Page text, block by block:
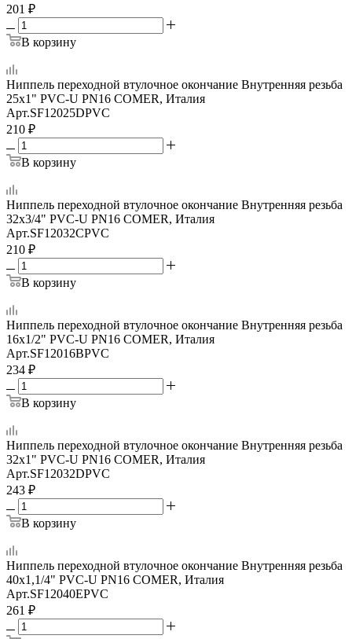
201 ₽
В корзину
Ниппель переходной втулочное окончание Внутренняя резьба
25x1" PVC-U PN16 COMER, Италия
Арт.SF12025DPVC
210 ₽
В корзину
Ниппель переходной втулочное окончание Внутренняя резьба
32х3/4" PVC-U PN16 COMER, Италия
Арт.SF12032CPVC
210 ₽
В корзину
Ниппель переходной втулочное окончание Внутренняя резьба
16х1/2" PVC-U PN16 COMER, Италия
Арт.SF12016BPVC
234 ₽
В корзину
Ниппель переходной втулочное окончание Внутренняя резьба
32x1" PVC-U PN16 COMER, Италия
Арт.SF12032DPVC
243 ₽
В корзину
Ниппель переходной втулочное окончание Внутренняя резьба
40х1,1/4" PVC-U PN16 COMER, Италия
Арт.SF12040EPVC
261 ₽